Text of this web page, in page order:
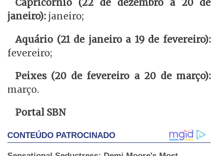
Capricórnio (22 de dezembro a 20 de
janeiro): janeiro;
Aquário (21 de janeiro a 19 de fevereiro):
fevereiro;
Peixes (20 de fevereiro a 20 de março):
março.
Portal SBN